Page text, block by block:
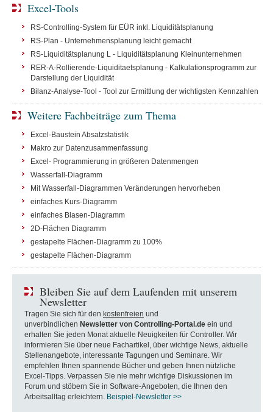
Excel-Tools
RS-Controlling-System für EÜR inkl. Liquiditätsplanung
RS-Plan - Unternehmensplanung leicht gemacht
RS-Liquiditätsplanung L - Liquiditätsplanung Kleinunternehmen
RER-A-Rollierende-Liquiditaetsplanung - Kalkulationsprogramm zur
Darstellung der Liquidität
Bilanz-Analyse-Tool - Tool zur Ermittlung der wichtigsten Kennzahlen
Weitere Fachbeiträge zum Thema
Excel-Baustein Absatzstatistik
Makro zur Datenzusammenfassung
Excel- Programmierung in größeren Datenmengen
Wasserfall-Diagramm
Mit Wasserfall-Diagrammen Veränderungen hervorheben
einfaches Kurs-Diagramm
einfaches Blasen-Diagramm
2D-Flächen Diagramm
gestapelte Flächen-Diagramm zu 100%
gestapelte Flächen-Diagramm
Bleiben Sie auf dem Laufenden mit unserem
Newsletter
Tragen Sie sich für den kostenfreien und
unverbindlichen Newsletter von Controlling-Portal.de ein und
erhalten Sie jeden Monat aktuelle Neuigkeiten für Controller. Wir
informieren Sie über neue Fachartikel, über wichtige News, aktuelle
Stellenangebote, interessante Tagungen und Seminare. Wir
empfehlen Ihnen spannende Bücher und geben Ihnen nützliche
Excel-Tipps. Verpassen Sie nie mehr wichtige Diskussionen im
Forum und stöbern Sie in Software-Angeboten, die Ihnen den
Arbeitsalltag erleichtern. Beispiel-Newsletter >>